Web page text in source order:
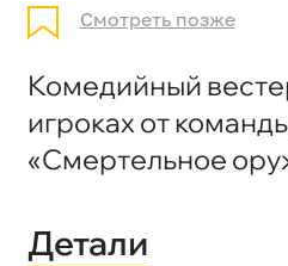
Смотреть позже
Комедийный
игроках от
«Смертельное
Детали